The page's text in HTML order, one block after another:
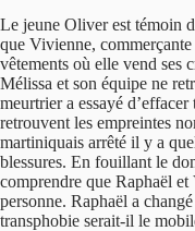
Le jeune Oliver est témoin
que Vivienne,
vêtements où elle vend ses
Mélissa et son équipe ne
meurtrier a essayé
retrouvent les empreintes
martiniquais arrêté il y a
blessures. En fouillant le
comprendre que Raphaël
personne. Raphaël a
transphobie serait-il le